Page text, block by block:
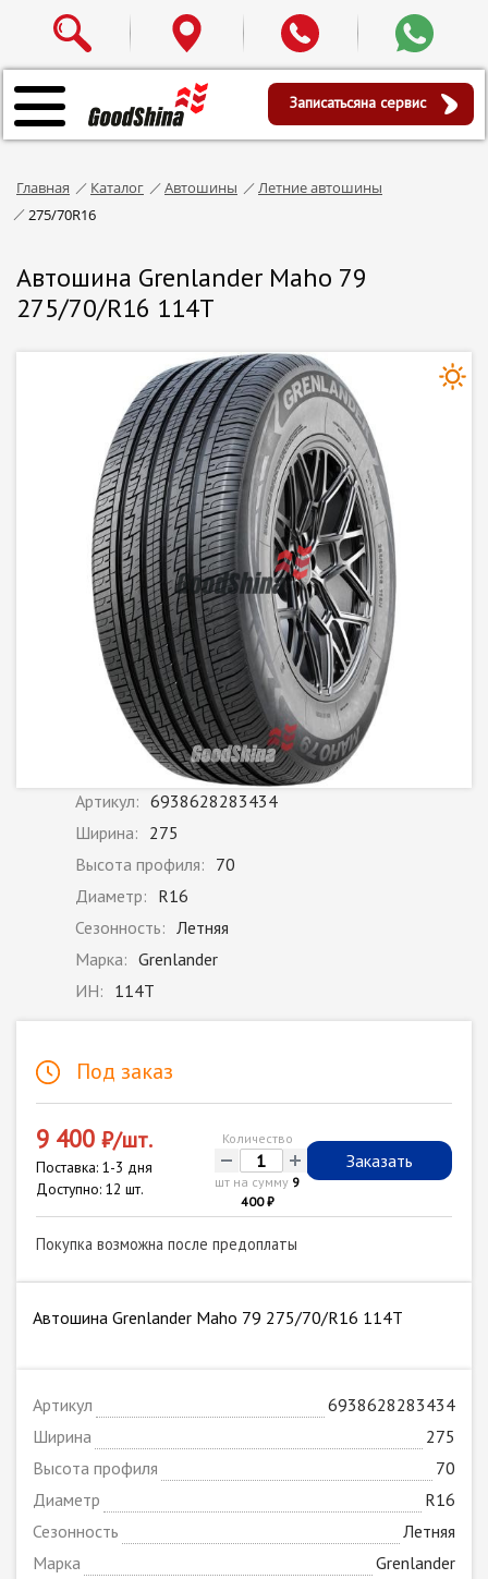
Записатьсяна сервис
Главная Каталог Автошины
Летние автошины
275/70R16
Автошина Grenlander Maho 79
275/70/R16 114T
Артикул: 6938628283434
Ширина: 275
Высота профиля: 70
Диаметр: R16
Сезонность: Летняя
Марка: Grenlander
ИН: 114T
Под заказ
9 400 ₽/шт.
Поставка: 1-3 дня
Доступно: 12 шт.
Количество
- +
шт на сумму 9
400 ₽
Заказать
Покупка возможна после предоплаты
Автошина Grenlander Maho 79 275/70/R16 114T
Артикул
6938628283434
Ширина
275
Высота профиля
70
Диаметр
R16
Сезонность
Летняя
Марка
Grenlander